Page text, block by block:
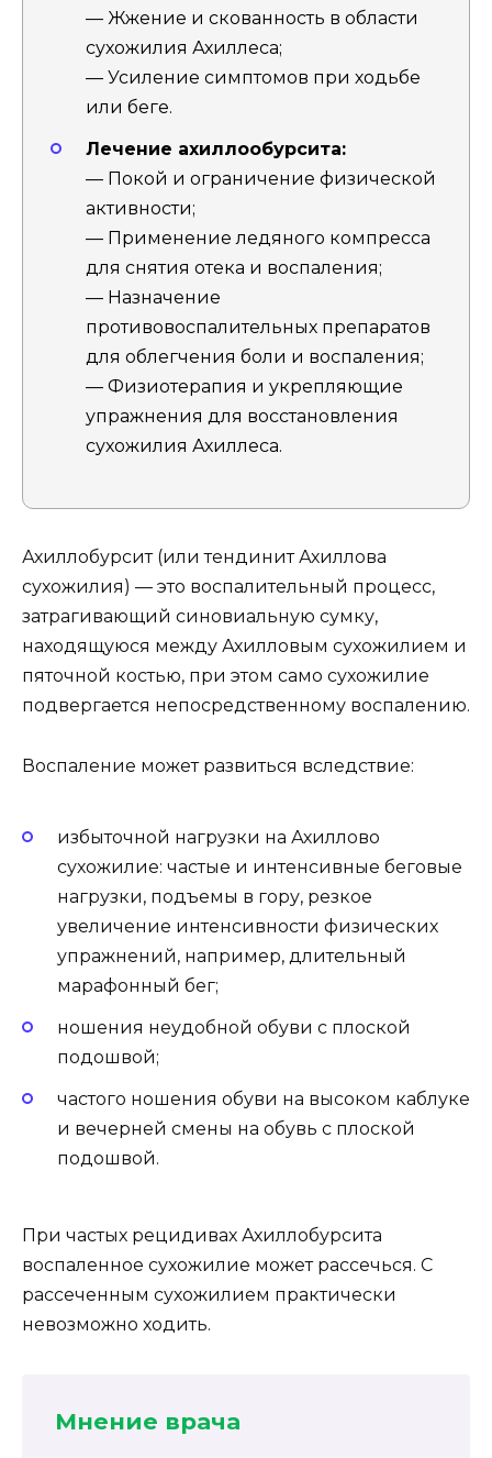
— Жжение и скованность в области
сухожилия Ахиллеса;
— Усиление симптомов при ходьбе
или беге.
Лечение ахиллообурсита:
— Покой и ограничение физической
активности;
— Применение ледяного компресса
для снятия отека и воспаления;
— Назначение
противовоспалительных препаратов
для облегчения боли и воспаления;
— Физиотерапия и укрепляющие
упражнения для восстановления
сухожилия Ахиллеса.
Ахиллобурсит (или тендинит Ахиллова
сухожилия) — это воспалительный процесс,
затрагивающий синовиальную сумку,
находящуюся между Ахилловым сухожилием и
пяточной костью, при этом само сухожилие
подвергается непосредственному воспалению.
Воспаление может развиться вследствие:
избыточной нагрузки на Ахиллово
сухожилие: частые и интенсивные беговые
нагрузки, подъемы в гору, резкое
увеличение интенсивности физических
упражнений, например, длительный
марафонный бег;
ношения неудобной обуви с плоской
подошвой;
частого ношения обуви на высоком каблуке
и вечерней смены на обувь с плоской
подошвой.
При частых рецидивах Ахиллобурсита
воспаленное сухожилие может рассечься. С
рассеченным сухожилием практически
невозможно ходить.
Мнение врача